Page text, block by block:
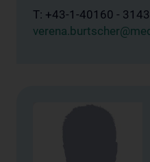
T: +43-1-40160 -